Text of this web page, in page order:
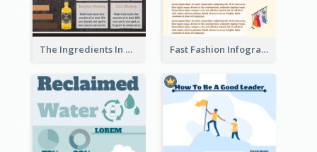
The Ingredients In Whiskey Infographic Fast Fashion Infographic